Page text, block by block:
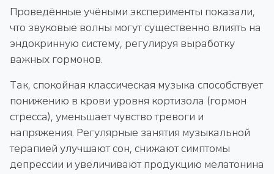
Проведённые учёными эксперименты показали,
что звуковые волны могут существенно влиять на
эндокринную систему, регулируя выработку
важных гормонов.
Так, спокойная классическая музыка способствует
понижению в крови уровня кортизола (гормон
стресса), уменьшает чувство тревоги и
напряжения. Регулярные занятия музыкальной
терапией улучшают сон, снижают симптомы
депрессии и увеличивают продукцию мелатонина